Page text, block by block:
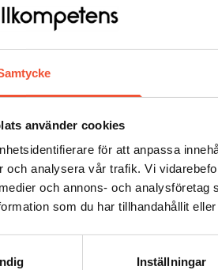
använder cookies
för att anpassa
och analysera vår trafik. Vi
och annons- och
som du har tillhandahållit
Inställningar